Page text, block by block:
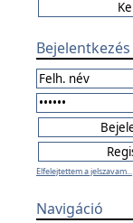
Bejelentkezés
Elfelejtettem a jelszavam...
Navigáció